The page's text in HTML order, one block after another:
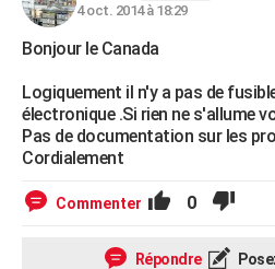
4 oct. 2014 à 18:29
Bonjour le Canada
Logiquement il n'y a pas de
électronique .Si rien ne s'allume
Pas de documentation sur les
Cordialement
Commenter 0
Répondre